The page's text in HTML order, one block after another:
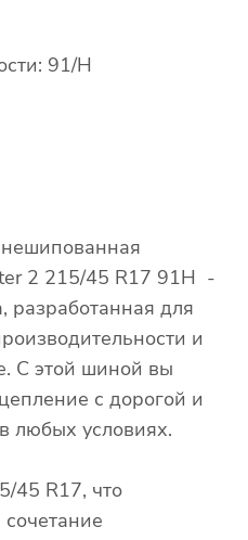
91/H
2 215/45 R17 91H -
разработанная для
и
С этой шиной вы
с дорогой и
любых условиях.
45 R17, что